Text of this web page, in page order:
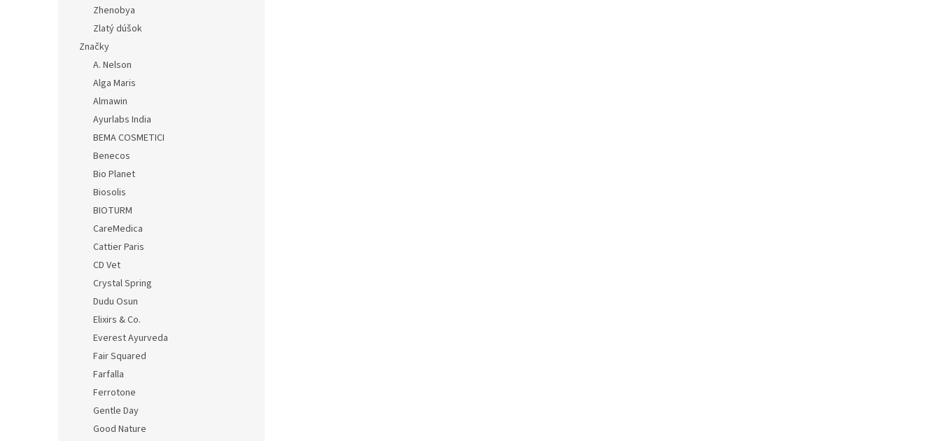
Zhenobya
Zlatý dúšok
Značky
A. Nelson
Alga Maris
Almawin
Ayurlabs India
BEMA COSMETICI
Benecos
Bio Planet
Biosolis
BIOTURM
CareMedica
Cattier Paris
CD Vet
Crystal Spring
Dudu Osun
Elixirs & Co.
Everest Ayurveda
Fair Squared
Farfalla
Ferrotone
Gentle Day
Good Nature